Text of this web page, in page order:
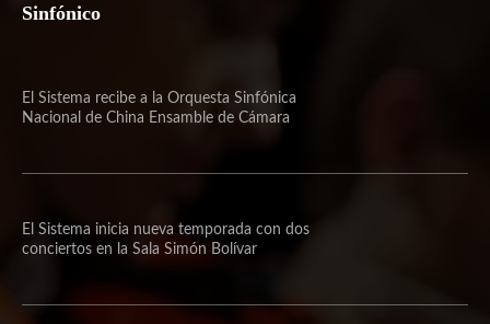
Sinfónico
El Sistema recibe a la Orquesta Sinfónica
Nacional de China Ensamble de Cámara
El Sistema inicia nueva temporada con dos
conciertos en la Sala Simón Bolívar